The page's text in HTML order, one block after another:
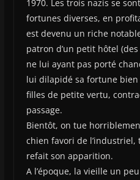
1970. Les trois nazis se
fortunes diverses, en
est devenu un riche
patron d’un petit hôtel
ne lui ayant pas porté
lui dilapidé sa fortune bien
filles de petite vertu,
passage.
Bientôt, on tue
chien favori de l’industriel,
refait son apparition.
A l’époque, la vieille un